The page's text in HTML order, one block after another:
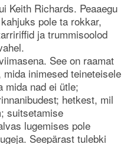
Keith Richards. Peaaegu
pole ta rokkar,
ja trummisoolod
See on raamat
inimesed teineteisele
mida nad ei ütle;
hetkest, mil
suitsetamise
lugemises pole
Seepärast tulebki